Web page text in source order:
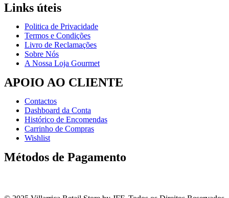
Links úteis
Politica de Privacidade
Termos e Condições
Livro de Reclamações
Sobre Nós
A Nossa Loja Gourmet
APOIO AO CLIENTE
Contactos
Dashboard da Conta
Histórico de Encomendas
Carrinho de Compras
Wishlist
Métodos de Pagamento